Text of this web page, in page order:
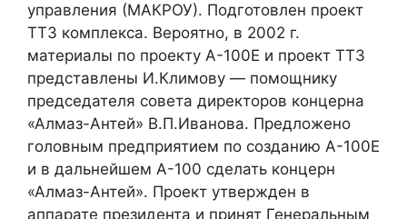
управления (МАКРОУ). Подготовлен проект
ТТЗ комплекса. Вероятно, в 2002 г.
материалы по проекту А-100Е и проект ТТЗ
представлены И.Климову — помощнику
председателя совета директоров концерна
«Алмаз-Антей» В.П.Иванова. Предложено
головным предприятием по созданию А-100Е
и в дальнейшем А-100 сделать концерн
«Алмаз-Антей». Проект утвержден в
аппарате президента и принят Генеральным